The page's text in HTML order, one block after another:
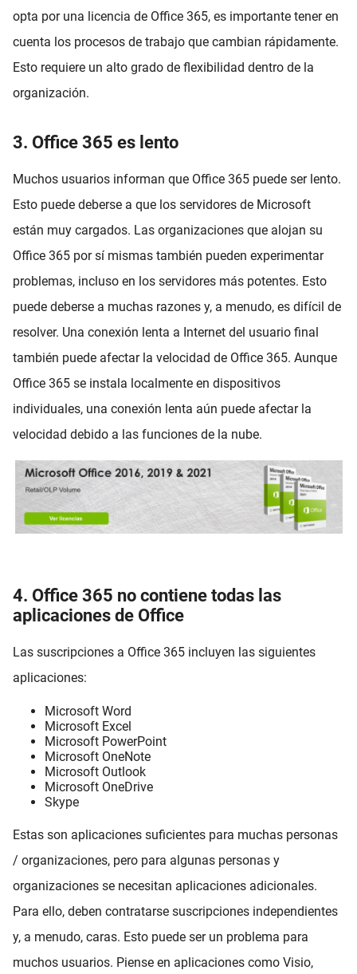
opta por una licencia de Office 365, es importante tener en
cuenta los procesos de trabajo que cambian rápidamente.
Esto requiere un alto grado de flexibilidad dentro de la
organización.
3. Office 365 es lento
Muchos usuarios informan que Office 365 puede ser lento.
Esto puede deberse a que los servidores de Microsoft
están muy cargados. Las organizaciones que alojan su
Office 365 por sí mismas también pueden experimentar
problemas, incluso en los servidores más potentes. Esto
puede deberse a muchas razones y, a menudo, es difícil de
resolver. Una conexión lenta a Internet del usuario final
también puede afectar la velocidad de Office 365. Aunque
Office 365 se instala localmente en dispositivos
individuales, una conexión lenta aún puede afectar la
velocidad debido a las funciones de la nube.
4. Office 365 no contiene todas las
aplicaciones de Office
Las suscripciones a Office 365 incluyen las siguientes
aplicaciones:
Microsoft Word
Microsoft Excel
Microsoft PowerPoint
Microsoft OneNote
Microsoft Outlook
Microsoft OneDrive
Skype
Estas son aplicaciones suficientes para muchas personas
/ organizaciones, pero para algunas personas y
organizaciones se necesitan aplicaciones adicionales.
Para ello, deben contratarse suscripciones independientes
y, a menudo, caras. Esto puede ser un problema para
muchos usuarios. Piense en aplicaciones como Visio,